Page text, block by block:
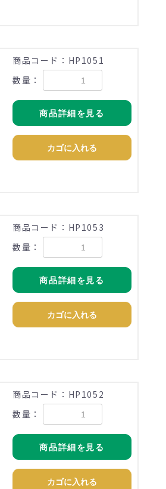
商品コード：HP1051
数量：
商品詳細を見る
カゴに入れる
商品コード：HP1053
数量：
商品詳細を見る
カゴに入れる
商品コード：HP1052
数量：
商品詳細を見る
カゴに入れる